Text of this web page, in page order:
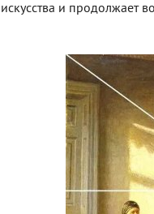
искусства и продолжает